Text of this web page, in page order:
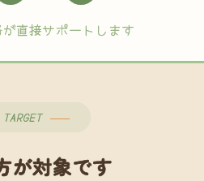
直接サポートします
TARGET
が対象です